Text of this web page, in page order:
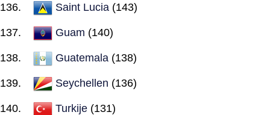
Saint Lucia (143)
Guam (140)
Guatemala (138)
Seychellen (136)
Turkije (131)